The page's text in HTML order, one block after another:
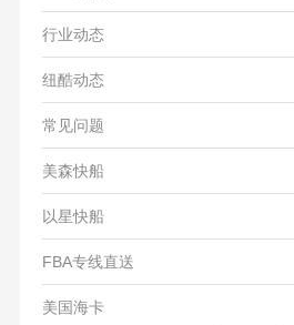
行业动态
纽酷动态
常见问题
美森快船
以星快船
FBA专线直送
美国海卡